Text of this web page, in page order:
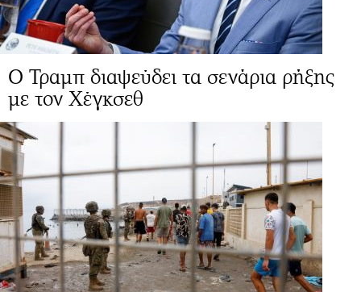
Ο Τραμπ διαψεύδει τα σενάρια ρήξης
με τον Χέγκσεθ